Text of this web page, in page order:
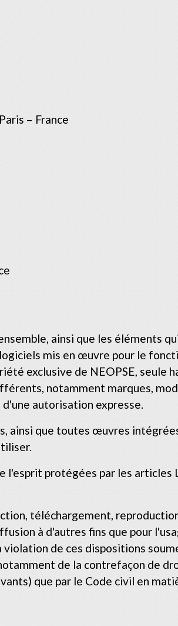
– France
ainsi que les éléments
mis en œuvre pour le
exclusive de NEOPSE, seule
notamment marques,
autorisation expresse.
ainsi que toutes œuvres
l'esprit protégées par les articles
téléchargement,
à d'autres fins que pour
de ces dispositions
de la contrefaçon de
que par le Code civil en